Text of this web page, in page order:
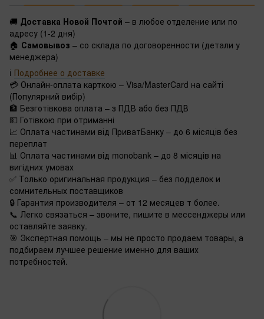
🚚 Доставка Новой Почтой – в любое отделение или по
адресу (1-2 дня)
🏠 Самовывоз – со склада по договоренности (детали у
менеджера)
ℹ️ Подробнее о доставке
💳 Онлайн-оплата карткою – Visa/MasterCard на сайті
(Популярний вибір)
🏦 Безготівкова оплата – з ПДВ або без ПДВ
💵 Готівкою при отриманні
📈 Оплата частинами від ПриватБанку – до 6 місяців без
переплат
📊 Оплата частинами від monobank – до 8 місяців на
вигідних умовах
✅ Только оригинальная продукция – без подделок и
сомнительных поставщиков
🔒 Гарантия производителя – от 12 месяцев т более.
📞 Легко связаться – звоните, пишите в мессенджеры или
оставляйте заявку.
🎯 Экспертная помощь – мы не просто продаем товары, а
подбираем лучшее решение именно для ваших
потребностей.